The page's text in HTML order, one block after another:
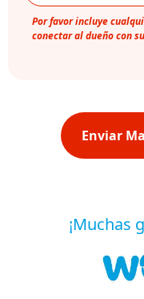
Por favor incluye
conectar al dueño con
Enviar
¡Muchas